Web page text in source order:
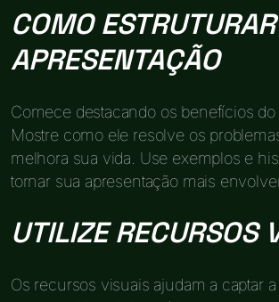
COMO
APRESENTAÇÃO
Comece destacando os benefícios do
Mostre como ele resolve os
melhora sua vida. Use exemplos e
tornar sua apresentação mais
UTILIZE RECURSOS
Os recursos visuais ajudam a captar